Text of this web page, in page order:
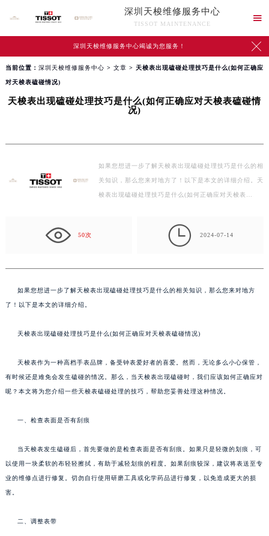
深圳天梭维修服务中心
TISSOT MAINTENANCE

深圳天梭维修服务中心竭诚为您服务！ 
当前位置： 深圳天梭维修服务中心 > 文章 > 天梭表出现磕碰处理技巧是什么(如何正确应
对天梭表磕碰情况)
天梭表出现磕碰处理技巧是什么(如何正确应对天梭表磕碰情
况)
如果您想进一步了解天梭表出现磕碰处理技巧是什么的相
关知识，那么您来对地方了！以下是本文的详细介绍。天
梭表出现磕碰处理技巧是什么(如何正确应对天梭表…
50次  2024-07-14
如果您想进一步了解天梭表出现磕碰处理技巧是什么的相关知识，那么您来对地方
了！以下是本文的详细介绍。
天梭表出现磕碰处理技巧是什么(如何正确应对天梭表磕碰情况)
天梭表作为一种高档手表品牌，备受钟表爱好者的喜爱。然而，无论多么小心保管，
有时候还是难免会发生磕碰的情况。那么，当天梭表出现磕碰时，我们应该如何正确应对
呢？本文将为您介绍一些天梭表磕碰处理的技巧，帮助您妥善处理这种情况。
一、检查表面是否有刮痕
当天梭表发生磕碰后，首先要做的是检查表面是否有刮痕。如果只是轻微的划痕，可
以使用一块柔软的布轻轻擦拭，有助于减轻划痕的程度。如果刮痕较深，建议将表送至专
业的维修点进行修复。切勿自行使用研磨工具或化学药品进行修复，以免造成更大的损
害。
二、调整表带